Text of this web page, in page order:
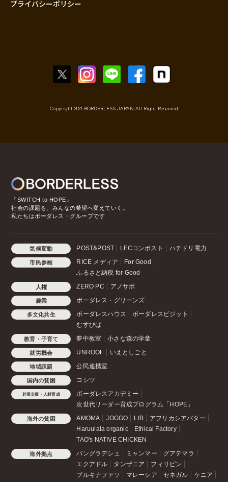
プライバシーポリシー
Copyright 2021 BORDERLESS JAPAN All Right Reserved
『SWITCH to HOPE』
社会の課題を、みんなの希望へ変えていく。
私たちはボーダレス・グループです
気候変動 POST&POST LFCコンポスト ハチドリ電力
市民参画 RICE メディア
For Good
ふるさと納税 for Good
人権 ZERO PC アノサポ
農業 ボーダレス・グリーンズ
多文化共生 ボーダレスハウス
ボーダレスビジット
むすびば
教育・子育て 夢中教室 小さな森の学童
就労機会 UNROOF いえとしごと
地域課題 公民連携室
国内の貧困 コシツ
起業支援・人材育成
ボーダレスアカデミー
次世代リーダー育成プログラム「HOPE」
海外の貧困 AMOMA JOGGO LIB
アフリカシアバター
Haruulala organic
Ethical Factory
TAO's NATIVE CHICKEN
海外拠点 バングラデシュ ミャンマー
グアテマラ
エクアドル
タンザニア
フィリピン
ブルキナファソ
マレーシア セネガル ケニア